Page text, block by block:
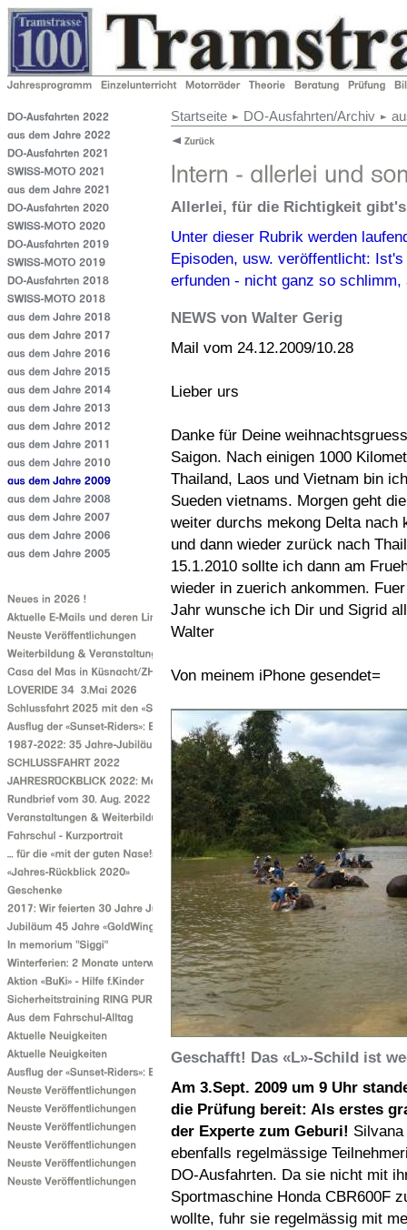
Startseite DO-Ausfahrten/Archiv
Allerlei, für die Richtigkeit
Unter dieser Rubrik werden
Episoden, usw. veröffentlicht:
erfunden - nicht ganz so
NEWS von Walter Gerig
Mail vom 24.12.2009/10.28
Lieber urs
Danke für Deine
Saigon. Nach einigen 1000
Thailand, Laos und Vietnam bin
Sueden vietnams. Morgen geht
weiter durchs mekong Delta nach
und dann wieder zurück nach
15.1.2010 sollte ich dann am
wieder in zuerich ankommen.
Jahr wunsche ich Dir und Sigrid
Walter
Von meinem iPhone gesendet=
Geschafft! Das «L»-Schild ist
Am 3.Sept. 2009 um 9 Uhr
die Prüfung bereit: Als erstes
der Experte zum Geburi!
ebenfalls regelmässige
DO-Ausfahrten. Da sie nicht mit
Sportmaschine Honda CBR600F
wollte, fuhr sie regelmässig mit